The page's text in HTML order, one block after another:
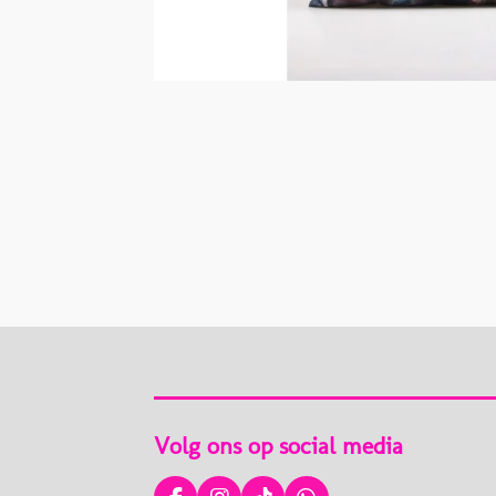
Volg ons op social media